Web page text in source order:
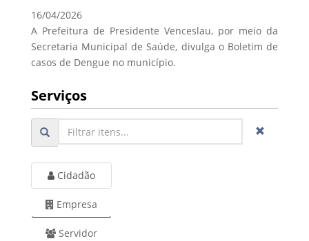
16/04/2026
A Prefeitura de Presidente Venceslau, por meio da
Secretaria Municipal de Saúde, divulga o Boletim de
casos de Dengue no município.
Serviços
Cidadão
Empresa
Servidor